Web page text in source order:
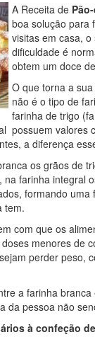
A Receita de
boa solução para
visitas em casa,
dificuldade é
obtem um doce
O que torna a
não é o tipo de
farinha de trigo
possuem valores
a diferença
os grãos de
na farinha integral
formando
tem.
com que os
menores de
perder peso,
a farinha
da pessoa não
à confeção